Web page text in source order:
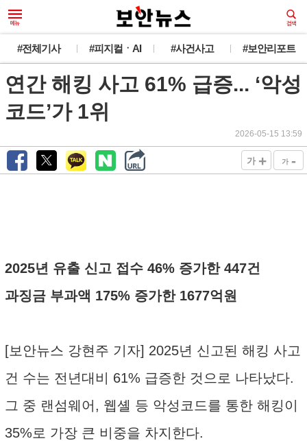
#전체기사 #피지컬ㆍAI #사건사고 #보안리포트
연간 해킹 사고 61% 급증... ‘악성
코드’가 1위
2026-05-15 13:59
가 + 가 -
2025년 유출 신고 접수 46% 증가한 447건
과징금 부과액 175% 증가한 1677억원
[보안뉴스 강현주 기자] 2025년 신고된 해킹 사고
건 수는 전년대비 61% 급증한 것으로 나타났다.
그 중 랜섬웨어, 웹셸 등 악성코드를 통한 해킹이
35%로 가장 큰 비중을 차지한다.